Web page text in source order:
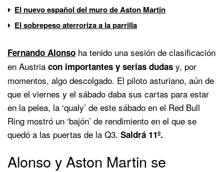
El nuevo español del muro de Aston Martin
El sobrepeso aterroriza a la parrilla
Fernando Alonso ha tenido una sesión de clasificación
en Austria con importantes y serias dudas y, por
momentos, algo descolgado. El piloto asturiano, aún de
que el viernes y el sábado daba sus cartas para estar
en la pelea, la ‘qualy’ de este sábado en el Red Bull
Ring mostró un ‘bajón’ de rendimiento en el que se
quedó a las puertas de la Q3. Saldrá 11º.
Alonso y Aston Martin se